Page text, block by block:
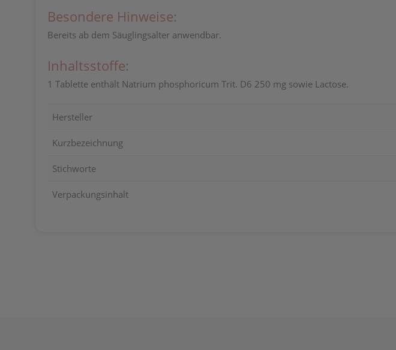
Besondere Hinweise:
Bereits ab dem Säuglingsalter anwendbar.
Inhaltsstoffe:
1 Tablette enthält Natrium phosphoricum Trit. D6 250 mg sowie Lactose.
Hersteller
Kurzbezeichnung
Stichworte
Verpackungsinhalt